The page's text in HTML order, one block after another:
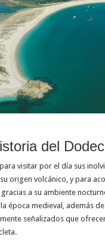
del
visitar por el día sus
origen volcánico, y para
a su ambiente
época medieval, además
señalizados que